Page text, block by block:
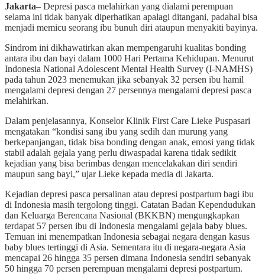
Jakarta– Depresi pasca melahirkan yang dialami perempuan
selama ini tidak banyak diperhatikan apalagi ditangani, padahal bisa
menjadi memicu seorang ibu bunuh diri ataupun menyakiti bayinya.
Sindrom ini dikhawatirkan akan mempengaruhi kualitas bonding
antara ibu dan bayi dalam 1000 Hari Pertama Kehidupan. Menurut
Indonesia National Adolescent Mental Health Survey (I-NAMHS)
pada tahun 2023 menemukan jika sebanyak 32 persen ibu hamil
mengalami depresi dengan 27 persennya mengalami depresi pasca
melahirkan.
Dalam penjelasannya, Konselor Klinik First Care Lieke Puspasari
mengatakan “kondisi sang ibu yang sedih dan murung yang
berkepanjangan, tidak bisa bonding dengan anak, emosi yang tidak
stabil adalah gejala yang perlu diwaspadai karena tidak sedikit
kejadian yang bisa berimbas dengan mencelakakan diri sendiri
maupun sang bayi,” ujar Lieke kepada media di Jakarta.
Kejadian depresi pasca persalinan atau depresi postpartum bagi ibu
di Indonesia masih tergolong tinggi. Catatan Badan Kependudukan
dan Keluarga Berencana Nasional (BKKBN) mengungkapkan
terdapat 57 persen ibu di Indonesia mengalami gejala baby blues.
Temuan ini menempatkan Indonesia sebagai negara dengan kasus
baby blues tertinggi di Asia. Sementara itu di negara-negara Asia
mencapai 26 hingga 35 persen dimana Indonesia sendiri sebanyak
50 hingga 70 persen perempuan mengalami depresi postpartum.